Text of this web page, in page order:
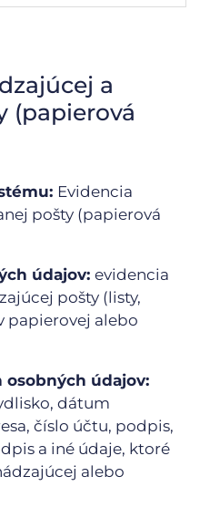
a
(papierová
Evidencia
pošty (papierová
údajov: evidencia
pošty (listy,
papierovej alebo
osobných údajov:
dátum
číslo účtu, podpis,
a iné údaje, ktoré
alebo